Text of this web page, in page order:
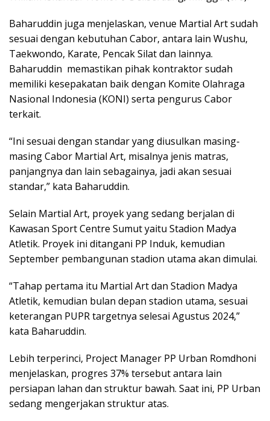
Baharuddin juga menjelaskan, venue Martial Art sudah
sesuai dengan kebutuhan Cabor, antara lain Wushu,
Taekwondo, Karate, Pencak Silat dan lainnya.
Baharuddin memastikan pihak kontraktor sudah
memiliki kesepakatan baik dengan Komite Olahraga
Nasional Indonesia (KONI) serta pengurus Cabor
terkait.
“Ini sesuai dengan standar yang diusulkan masing-
masing Cabor Martial Art, misalnya jenis matras,
panjangnya dan lain sebagainya, jadi akan sesuai
standar,” kata Baharuddin.
Selain Martial Art, proyek yang sedang berjalan di
Kawasan Sport Centre Sumut yaitu Stadion Madya
Atletik. Proyek ini ditangani PP Induk, kemudian
September pembangunan stadion utama akan dimulai.
“Tahap pertama itu Martial Art dan Stadion Madya
Atletik, kemudian bulan depan stadion utama, sesuai
keterangan PUPR targetnya selesai Agustus 2024,”
kata Baharuddin.
Lebih terperinci, Project Manager PP Urban Romdhoni
menjelaskan, progres 37% tersebut antara lain
persiapan lahan dan struktur bawah. Saat ini, PP Urban
sedang mengerjakan struktur atas.